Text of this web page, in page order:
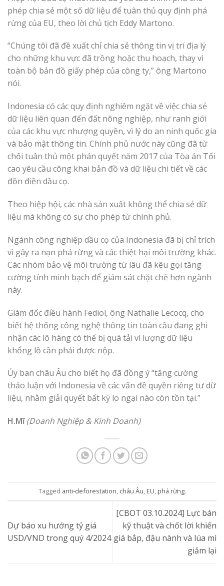
phép chia sẻ một số dữ liệu để tuân thủ quy định phá
rừng của EU, theo lời chủ tịch Eddy Martono.
“Chúng tôi đã đề xuất chỉ chia sẻ thông tin vị trí địa lý
cho những khu vực đã trồng hoặc thu hoạch, thay vì
toàn bộ bản đồ giấy phép của công ty,” ông Martono
nói.
Indonesia có các quy định nghiêm ngặt về việc chia sẻ
dữ liệu liên quan đến đất nông nghiệp, như ranh giới
của các khu vực nhượng quyền, vì lý do an ninh quốc gia
và bảo mật thông tin. Chính phủ nước này cũng đã từ
chối tuân thủ một phán quyết năm 2017 của Tòa án Tối
cao yêu cầu công khai bản đồ và dữ liệu chi tiết về các
đồn điền dầu cọ.
Theo hiệp hội, các nhà sản xuất không thể chia sẻ dữ
liệu mà không có sự cho phép từ chính phủ.
Ngành công nghiệp dầu cọ của Indonesia đã bị chỉ trích
vì gây ra nạn phá rừng và các thiệt hại môi trường khác.
Các nhóm bảo vệ môi trường từ lâu đã kêu gọi tăng
cường tính minh bạch để giám sát chặt chẽ hơn ngành
này.
Giám đốc điều hành Fediol, ông Nathalie Lecocq, cho
biết hệ thống công nghệ thông tin toàn cầu đang ghi
nhận các lô hàng có thể bị quá tải vì lượng dữ liệu
khổng lồ cần phải được nộp.
Ủy ban châu Âu cho biết họ đã đồng ý “tăng cường
thảo luận với Indonesia về các vấn đề quyền riêng tư dữ
liệu, nhằm giải quyết bất kỳ lo ngại nào còn tồn tại.”
H.Mĩ(Doanh Nghiệp & Kinh Doanh)
Tagged anti-deforestation, châu Âu, EU, phá rừng.
Dự báo xu hướng tỷ giá
USD/VND trong quý 4/2024
[CBOT 03.10.2024] Lực bán
kỹ thuật và chốt lời khiến
giá bắp, đậu nành và lúa mì
giảm lại